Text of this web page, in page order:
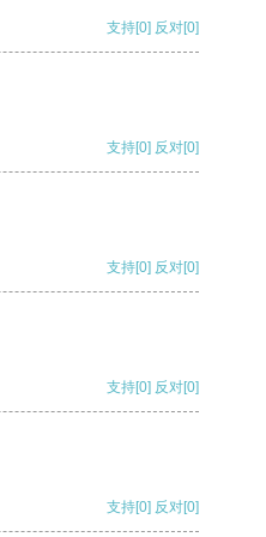
支持[0] 反对[0]
支持[0] 反对[0]
支持[0] 反对[0]
支持[0] 反对[0]
支持[0] 反对[0]